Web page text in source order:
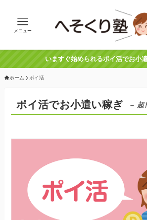
メニュー
いますぐ始められるポイ活でお小
ホーム ポイ活
ポイ活でお小遣い稼ぎ – 超